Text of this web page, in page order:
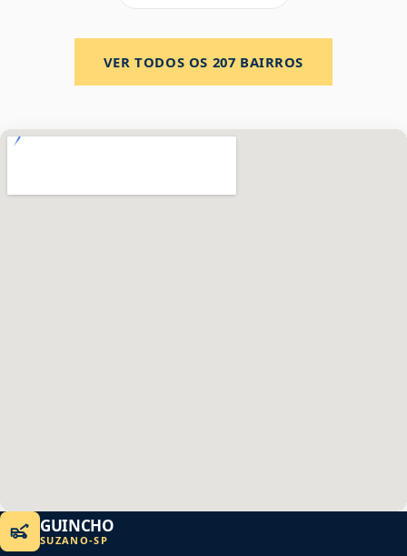
VER TODOS OS 207 BAIRROS
GUINCHO
SUZANO-SP